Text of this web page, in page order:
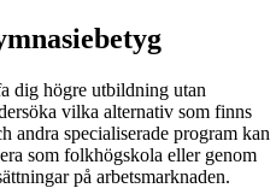
dig högre utbildning utan
vilka alternativ som finns
specialiserade program kan
som folkhögskola eller genom
på arbetsmarknaden.